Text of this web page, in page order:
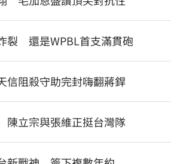
裂 還是WPBL首支滿貫砲
阻殺守助完封嗨翻蔣銲
立宗與張維正挺台灣隊